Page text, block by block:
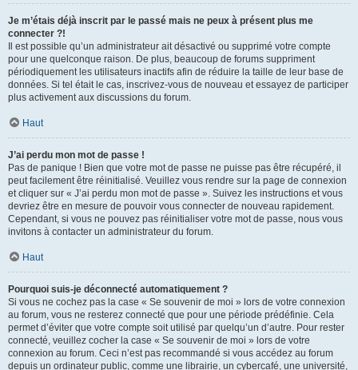
Je m’étais déjà inscrit par le passé mais ne peux à présent plus me
connecter ?!
Il est possible qu’un administrateur ait désactivé ou supprimé votre compte
pour une quelconque raison. De plus, beaucoup de forums suppriment
périodiquement les utilisateurs inactifs afin de réduire la taille de leur base de
données. Si tel était le cas, inscrivez-vous de nouveau et essayez de participer
plus activement aux discussions du forum.
Haut
J’ai perdu mon mot de passe !
Pas de panique ! Bien que votre mot de passe ne puisse pas être récupéré, il
peut facilement être réinitialisé. Veuillez vous rendre sur la page de connexion
et cliquer sur « J’ai perdu mon mot de passe ». Suivez les instructions et vous
devriez être en mesure de pouvoir vous connecter de nouveau rapidement.
Cependant, si vous ne pouvez pas réinitialiser votre mot de passe, nous vous
invitons à contacter un administrateur du forum.
Haut
Pourquoi suis-je déconnecté automatiquement ?
Si vous ne cochez pas la case « Se souvenir de moi » lors de votre connexion
au forum, vous ne resterez connecté que pour une période prédéfinie. Cela
permet d’éviter que votre compte soit utilisé par quelqu’un d’autre. Pour rester
connecté, veuillez cocher la case « Se souvenir de moi » lors de votre
connexion au forum. Ceci n’est pas recommandé si vous accédez au forum
depuis un ordinateur public, comme une librairie, un cybercafé, une université,